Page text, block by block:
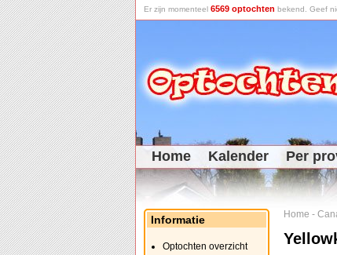
Er zijn momenteel 6569 optochten bekend. Geef
Home Kalender Per
Home -
Informatie
Optochten overzicht